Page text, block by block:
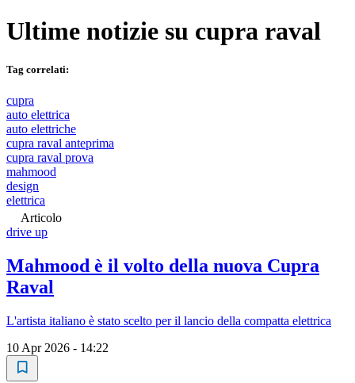
Ultime notizie su cupra raval
Tag correlati:
cupra
auto elettrica
auto elettriche
cupra raval anteprima
cupra raval prova
mahmood
design
elettrica
Articolo
drive up
Mahmood è il volto della nuova Cupra
Raval
L'artista italiano è stato scelto per il lancio della compatta elettrica
10 Apr 2026 - 14:22